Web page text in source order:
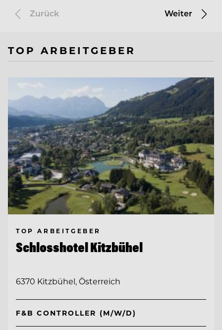
Zurück Weiter
TOP ARBEITGEBER
TOP ARBEITGEBER
Schlosshotel Kitzbühel
6370 Kitzbühel, Österreich
F&B CONTROLLER (M/W/D)